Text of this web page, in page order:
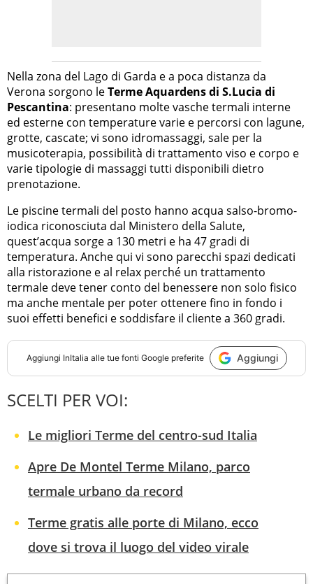
Nella zona del Lago di Garda e a poca distanza da
Verona sorgono leTerme Aquardens di S.Lucia di
Pescantina: presentano molte vasche termali interne
ed esterne con temperature varie e percorsi con lagune,
grotte, cascate; vi sono idromassaggi, sale per la
musicoterapia, possibilità di trattamento viso e corpo e
varie tipologie di massaggi tutti disponibili dietro
prenotazione.
Le piscine termali del posto hanno acqua salso-bromo-
iodica riconosciuta dal Ministero della Salute,
quest’acqua sorge a 130 metri e ha 47 gradi di
temperatura. Anche qui vi sono parecchi spazi dedicati
alla ristorazione e al relax perché un trattamento
termale deve tener conto del benessere non solo fisico
ma anche mentale per poter ottenere fino in fondo i
suoi effetti benefici e soddisfare il cliente a 360 gradi.
Aggiungi InItalia alle tue fonti Google preferite Aggiungi
SCELTI PER VOI:
Le migliori Terme del centro-sud Italia
Apre De Montel Terme Milano, parco
termale urbano da record
Terme gratis alle porte di Milano, ecco
dove si trova il luogo del video virale